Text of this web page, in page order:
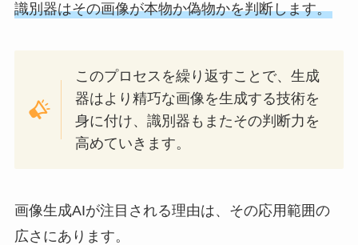
識別器はその画像が本物か偽物かを判断します。
このプロセスを繰り返すことで、生成
器はより精巧な画像を生成する技術を
身に付け、識別器もまたその判断力を
高めていきます。
画像生成AIが注目される理由は、その応用範囲の
広さにあります。